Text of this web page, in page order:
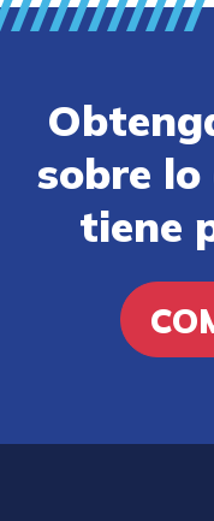
sobre lo
tiene